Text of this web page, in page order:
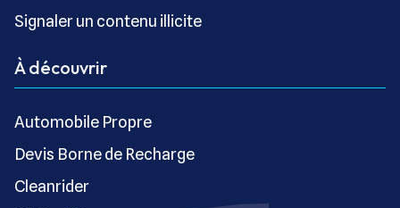
Signaler un contenu illicite
À découvrir
Automobile Propre
Devis Borne de Recharge
Cleanrider